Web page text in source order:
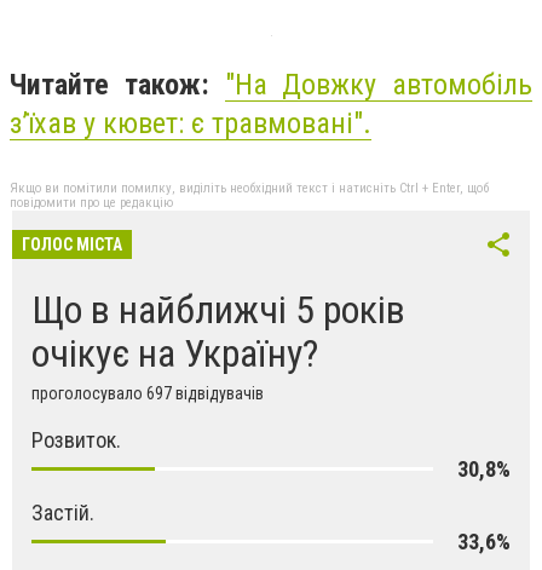
Читайте також: "На Довжку автомобіль
з’їхав у кювет: є травмовані".
Якщо ви помітили помилку, виділіть необхідний текст і натисніть Ctrl + Enter, щоб
повідомити про це редакцію
ГОЛОС МІСТА
Що в найближчі 5 років
очікує на Україну?
проголосувало 697 відвідувачів
Розвиток.
30,8%
Застій.
33,6%